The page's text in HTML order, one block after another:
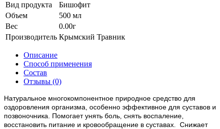
Вид продукта
Бишофит
Объем
500 мл
Вес
0.00г
Производитель Крымский Травник
Описание
Способ применения
Состав
Отзывы (0)
Натуральное многокомпонентное природное средство для
оздоровления организма, особенно эффективное для суставов и
позвоночника. Помогает унять боль, снять воспаление,
восстановить питание и кровообращение в суставах. Снижает